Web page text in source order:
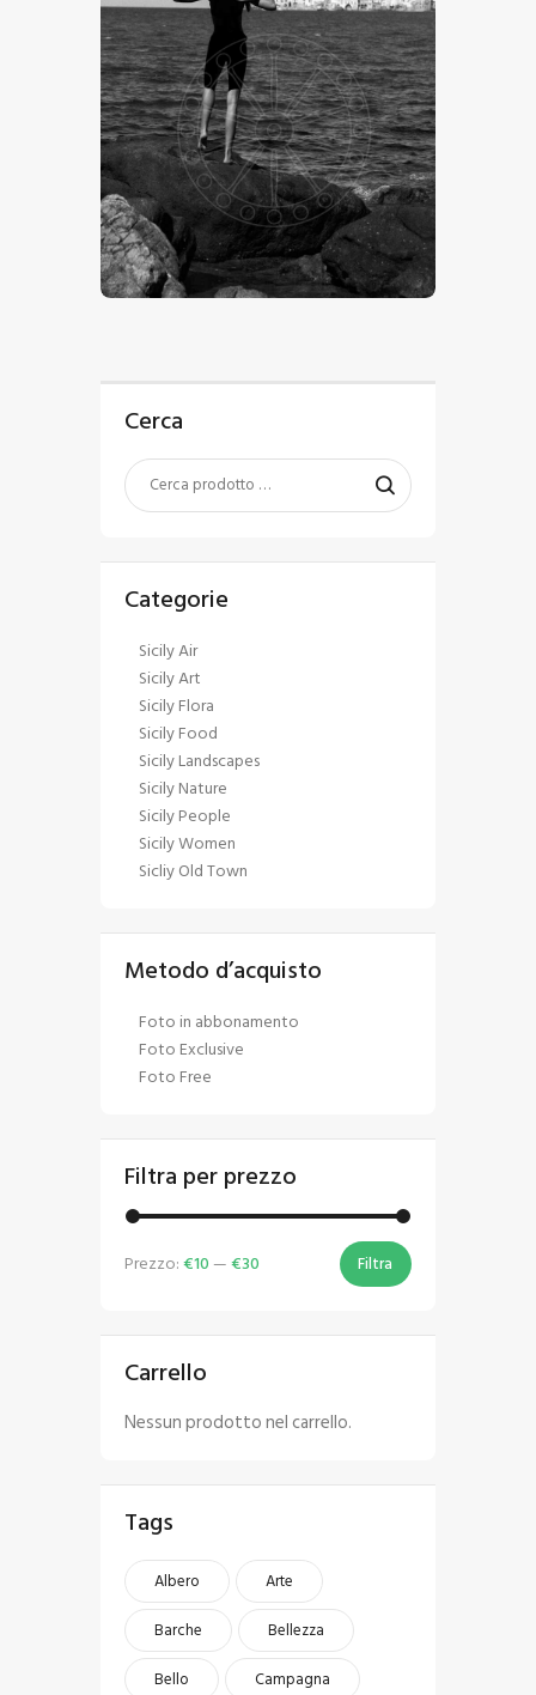
€15.00-€24.00
Cerca
Categorie
Sicily Air
Sicily Art
Sicily Flora
Sicily Food
Sicily Landscapes
Sicily Nature
Sicily People
Sicily Women
Sicliy Old Town
Metodo d’acquisto
Foto in abbonamento
Foto Exclusive
Foto Free
Filtra per prezzo
Filtra
Prezzo:€10 —€30
Carrello
Nessun prodotto nel carrello.
Tags
Albero
Arte
Barche
Bellezza
Bello
Campagna